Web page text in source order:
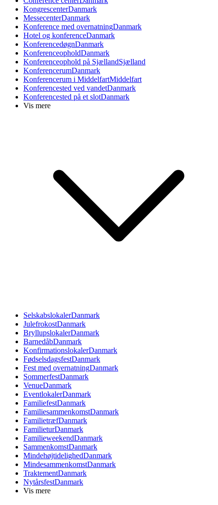
KongrescenterDanmark
MessecenterDanmark
Konference med overnatningDanmark
Hotel og konferenceDanmark
KonferencedøgnDanmark
KonferenceopholdDanmark
Konferenceophold på SjællandSjælland
KonferencerumDanmark
Konferencerum i MiddelfartMiddelfart
Konferencested ved vandetDanmark
Konferencested på et slotDanmark
Vis mere
SelskabslokalerDanmark
JulefrokostDanmark
BryllupslokalerDanmark
BarnedåbDanmark
KonfirmationslokalerDanmark
FødselsdagsfestDanmark
Fest med overnatningDanmark
SommerfestDanmark
VenueDanmark
EventlokalerDanmark
FamiliefestDanmark
FamiliesammenkomstDanmark
FamilietræfDanmark
FamilieturDanmark
FamilieweekendDanmark
SammenkomstDanmark
MindehøjtidelighedDanmark
MindesammenkomstDanmark
TraktementDanmark
NytårsfestDanmark
Vis mere